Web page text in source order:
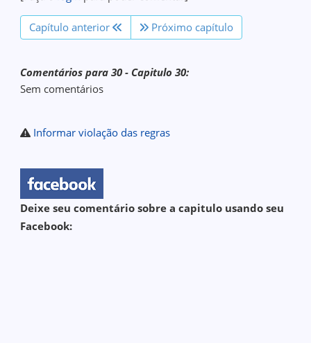
Capítulo anterior Próximo capítulo
Comentários para 30 - Capitulo 30:
Sem comentários
Informar violação das regras
Deixe seu comentário sobre a capitulo usando seu
Facebook: